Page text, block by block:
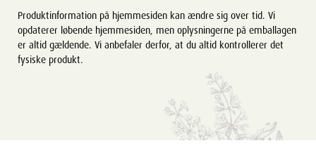
Produktinformation på hjemmesiden kan ændre sig over tid. Vi
opdaterer løbende hjemmesiden, men oplysningerne på emballagen
er altid gældende. Vi anbefaler derfor, at du altid kontrollerer det
fysiske produkt.